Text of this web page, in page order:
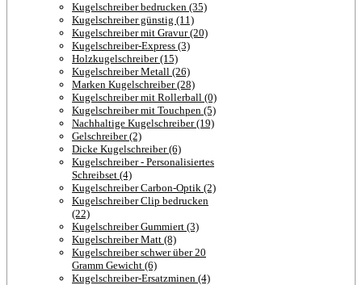
Kugelschreiber bedrucken (35)
Kugelschreiber günstig (11)
Kugelschreiber mit Gravur (20)
Kugelschreiber-Express (3)
Holzkugelschreiber (15)
Kugelschreiber Metall (26)
Marken Kugelschreiber (28)
Kugelschreiber mit Rollerball (0)
Kugelschreiber mit Touchpen (5)
Nachhaltige Kugelschreiber (19)
Gelschreiber (2)
Dicke Kugelschreiber (6)
Kugelschreiber - Personalisiertes
Schreibset (4)
Kugelschreiber Carbon-Optik (2)
Kugelschreiber Clip bedrucken
(22)
Kugelschreiber Gummiert (3)
Kugelschreiber Matt (8)
Kugelschreiber schwer über 20
Gramm Gewicht (6)
Kugelschreiber-Ersatzminen (4)